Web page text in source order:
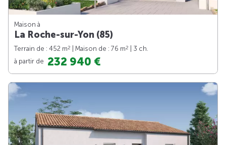
Maison à
La Roche-sur-Yon (85)
Terrain de : 452 m2 | Maison de : 76 m2
| 3 ch.
à partir de 232 940 €